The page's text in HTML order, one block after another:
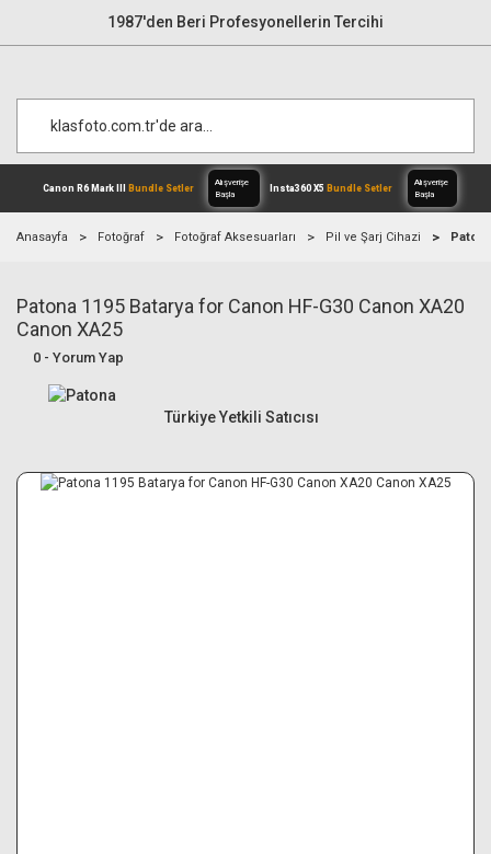
1987'den Beri Profesyonellerin Tercihi
Canon R6 Mark IIIBundle Setler
Alışverişe
Anasayfa Fotoğraf Fotoğraf Aksesuarları Pil ve Şarj Cihazi
Patona 1195 Batarya for Canon HF-G30 Canon XA20
Canon XA25
0 - Yorum Yap
Türkiye Yetkili Satıcısı